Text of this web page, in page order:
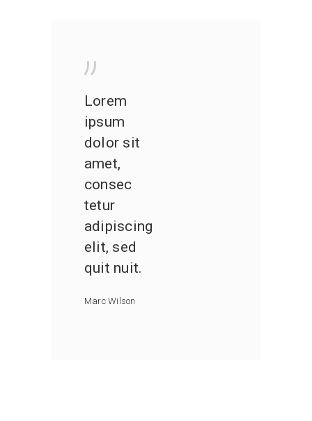
”
Lorem
ipsum
dolor sit
amet,
consec
tetur
adipiscing
elit, sed
quit nuit.
Marc Wilson